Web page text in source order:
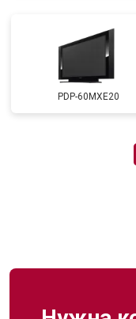
PDP-60MXE20